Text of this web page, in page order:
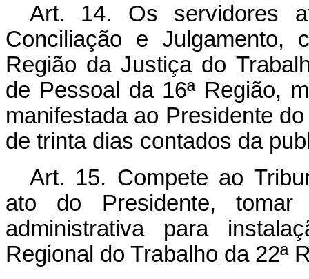
Art. 14. Os servidores
Conciliação e Julgamento,
Região da Justiça do
de Pessoal da 16ª Região,
manifestada ao Presidente
de trinta dias contados da
Art. 15. Compete ao
ato do Presidente,
administrativa para
Regional do Trabalho da 22ª